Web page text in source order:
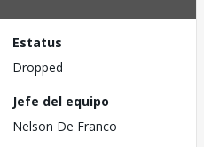
Estatus
Dropped
Jefe del equipo
Nelson De Franco